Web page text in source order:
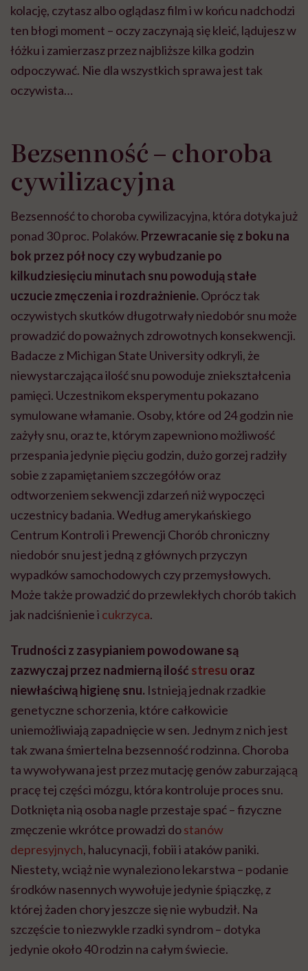
kolację, czytasz albo oglądasz film i w końcu nadchodzi
ten błogi moment – oczy zaczynają się kleić, lądujesz w
łóżku i zamierzasz przez najbliższe kilka godzin
odpoczywać. Nie dla wszystkich sprawa jest tak
oczywista…
Bezsenność – choroba
cywilizacyjna
Bezsenność to choroba cywilizacyjna, która dotyka już
ponad 30 proc. Polaków. Przewracanie się z boku na
bok przez pół nocy czy wybudzanie po
kilkudziesięciu minutach snu powodują stałe
uczucie zmęczenia i rozdrażnienie. Oprócz tak
oczywistych skutków długotrwały niedobór snu może
prowadzić do poważnych zdrowotnych konsekwencji.
Badacze z Michigan State University odkryli, że
niewystarczająca ilość snu powoduje zniekształcenia
pamięci. Uczestnikom eksperymentu pokazano
symulowane włamanie. Osoby, które od 24 godzin nie
zażyły snu, oraz te, którym zapewniono możliwość
przespania jedynie pięciu godzin, dużo gorzej radziły
sobie z zapamiętaniem szczegółów oraz
odtworzeniem sekwencji zdarzeń niż wypoczęci
uczestnicy badania. Według amerykańskiego
Centrum Kontroli i Prewencji Chorób chroniczny
niedobór snu jest jedną z głównych przyczyn
wypadków samochodowych czy przemysłowych.
Może także prowadzić do przewlekłych chorób takich
jak nadciśnienie i cukrzyca.
Trudności z zasypianiem powodowane są
zazwyczaj przez nadmierną ilość stresu oraz
niewłaściwą higienę snu. Istnieją jednak rzadkie
genetyczne schorzenia, które całkowicie
uniemożliwiają zapadnięcie w sen. Jednym z nich jest
tak zwana śmiertelna bezsenność rodzinna. Choroba
ta wywoływana jest przez mutację genów zaburzającą
pracę tej części mózgu, która kontroluje proces snu.
Dotknięta nią osoba nagle przestaje spać – fizyczne
zmęczenie wkrótce prowadzi dostanów
depresyjnych, halucynacji, fobii i ataków paniki.
Niestety, wciąż nie wynaleziono lekarstwa – podanie
środków nasennych wywołuje jedynie śpiączkę, z
której żaden chory jeszcze się nie wybudził. Na
szczęście to niezwykle rzadki syndrom – dotyka
jedynie około 40 rodzin na całym świecie.